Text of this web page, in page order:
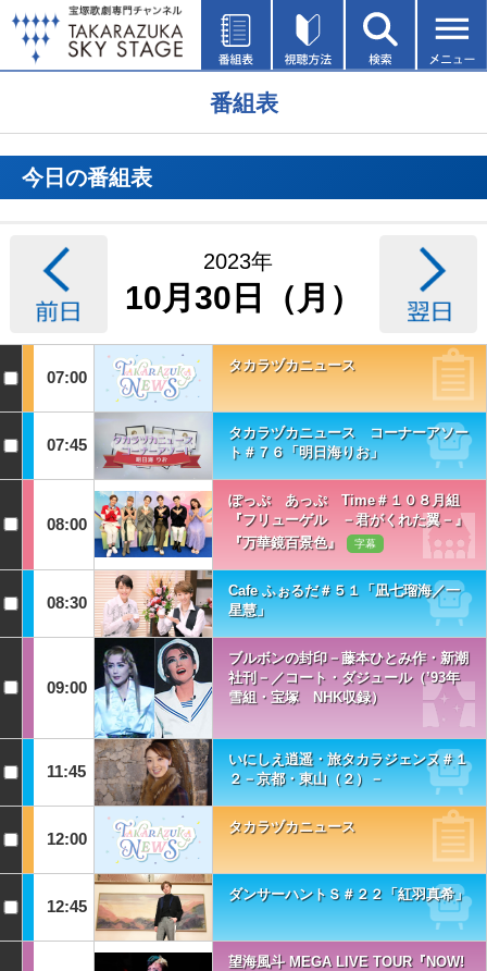
番組表
今日の番組表
2023年
10月30日（月）
07:00
タカラヅカニュース
07:45
タカラヅカニュース コーナーアソー
ト＃７６「明日海りお」
08:00
ぽっぷ あっぷ Time＃１０８月組
『フリューゲル －君がくれた翼－』
『万華鏡百景色』
字幕
08:30
Cafe ふぉるだ＃５１「凪七瑠海／一
星慧」
09:00
ブルボンの封印－藤本ひとみ作・新潮
社刊－／コート・ダジュール（’93年
雪組・宝塚 NHK収録）
11:45
いにしえ逍遥・旅タカラジェンヌ＃１
２－京都・東山（２）－
12:00
タカラヅカニュース
12:45
ダンサーハントＳ＃２２「紅羽真希」
望海風斗 MEGA LIVE TOUR『NOW!